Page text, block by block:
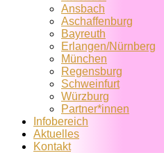
Ansbach
Aschaffenburg
Bayreuth
Erlangen/Nürnberg
München
Regensburg
Schweinfurt
Würzburg
Partner*innen
Infobereich
Aktuelles
Kontakt